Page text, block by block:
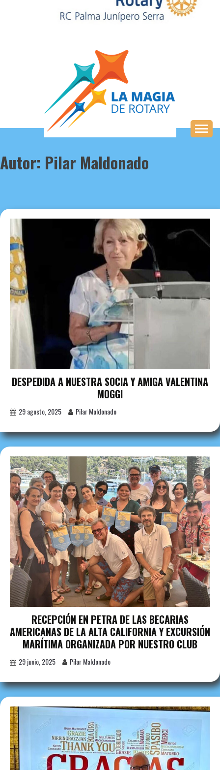
Autor: Pilar Maldonado
DESPEDIDA A NUESTRA SOCIA Y AMIGA VALENTINA
MOGGI
29 agosto, 2025 Pilar Maldonado
RECEPCIÓN EN PETRA DE LAS BECARIAS
AMERICANAS DE LA ALTA CALIFORNIA Y EXCURSIÓN
MARÍTIMA ORGANIZADA POR NUESTRO CLUB
29 junio, 2025 Pilar Maldonado